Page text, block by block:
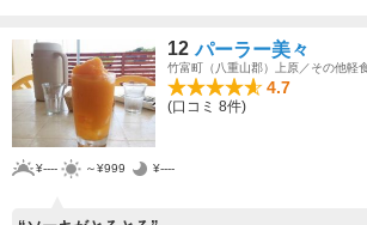
12 パーラー美々
竹富町（八重山郡）上原／その他軽
4.7
(口コミ 8件)
¥---- ～¥999 ¥----